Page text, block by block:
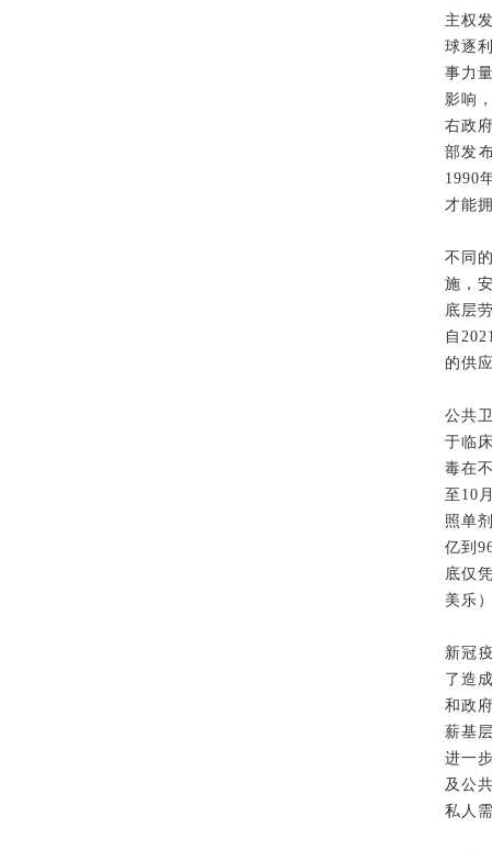
主权
球逐
事力
影响
右政
部发
1990
才能
不同
施，
底层
自
的供
公共
于临
毒在
至10
照单
亿到
底仅
美乐
新冠
了造
和政
薪基
进一
及公
私人